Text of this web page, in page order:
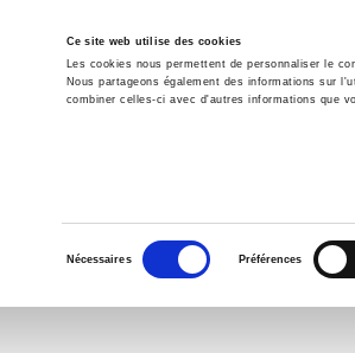
Ce site web utilise des cookies
Les cookies nous permettent de personnaliser le
Nous partageons également des informations sur
combiner celles-ci avec d'autres informations que
consentement
Nécessaires Préférences
Accueil
D'ACHATS